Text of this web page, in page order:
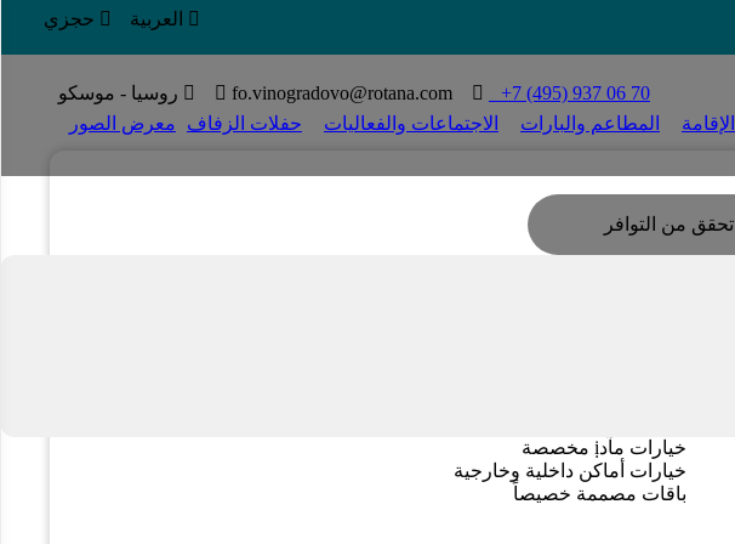
 العربية  حجزي
 +7 (495) 937 06 70
 fo.vinogradovo@rotana.com
 روسيا - موسكو
الإقامة المطاعم والبارات الاجتماعات والفعاليات حفلات الزفاف معرض الصور
تحقق من التوافر
ﺧﻴﺎرات ﻣﺂدị ﻣﺨﺼﺼﺔ
ﺧﻴﺎرات أﻣﺎﻛﻦ داﺧﻠﻴﺔ وﺧﺎرﺟﻴﺔ
ﺑﺎﻗﺎت ﻣﺼﻤﻤﺔ ﺧﺼﻴﺼﺎً